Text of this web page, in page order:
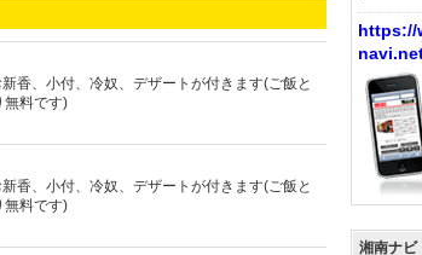
香、小付、冷奴、デザートが付きます(ご飯と
無料です)
香、小付、冷奴、デザートが付きます(ご飯と
無料です)
https://
湘南ナビ